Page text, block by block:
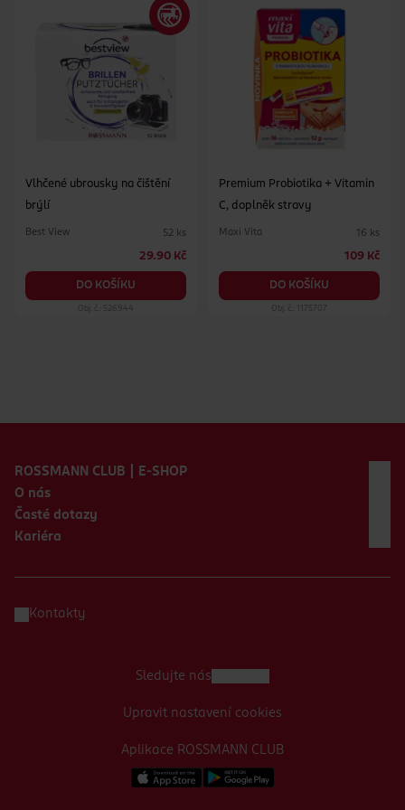
Vlhčené ubrousky na čištění
brýlí
Best View 52 ks
29.90 Kč
DO KOŠÍKU
Obj. č.: 526944
Premium Probiotika + Vitamin
C, doplněk stravy
Maxi Vita 16 ks
109 Kč
DO KOŠÍKU
ROSSMANN CLUB | E-SHOP
O nás
Časté dotazy
Kariéra
Kontakty
Aplikace ROSSMANN CLUB
Sledujte nás
Upravit nastavení cookies